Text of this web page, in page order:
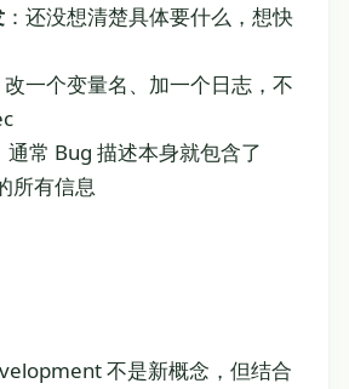
：还没想清楚具体要什么，想快
改一个变量名、加一个日志，不
通常 Bug 描述本身就包含了
所有信息
不是新概念，但结合